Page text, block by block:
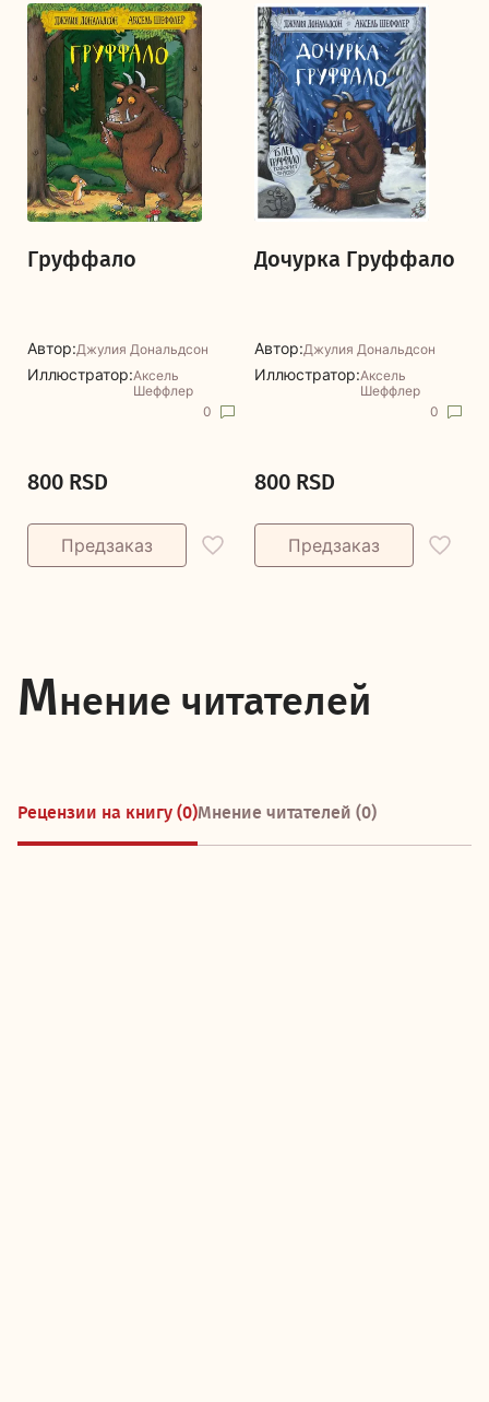
Груффало
Автор:Джулия Дональдсон
Иллюстратор:Аксель
Шеффлер
0
800 RSD
Дочурка Груффало
Автор:Джулия Дональдсон
Иллюстратор:Аксель
Шеффлер
0
800 RSD
Мнение читателей
Рецензии на книгу (0)Мнение читателей (0)